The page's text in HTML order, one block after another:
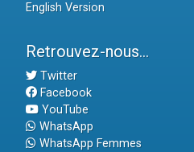
English Version
Retrouvez-nous...
Twitter
Facebook
YouTube
WhatsApp
WhatsApp Femmes